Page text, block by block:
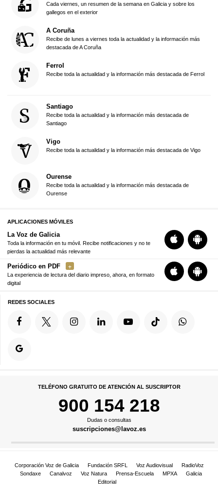
Cada viernes, un resumen de la semana en Galicia y sobre los
gallegos en el exterior
A Coruña
Recibe de lunes a viernes toda la actualidad y la información más
destacada de A Coruña
Ferrol
Recibe toda la actualidad y la información más destacada de Ferrol
Santiago
Recibe toda la actualidad y la información más destacada de
Santiago
Vigo
Recibe toda la actualidad y la información más destacada de Vigo
Ourense
Recibe toda la actualidad y la información más destacada de
Ourense
APLICACIONES MÓVILES
La Voz de Galicia
Toda la información en tu móvil. Recibe notificaciones y no te
pierdas la actualidad más relevante
Periódico en PDF
La experiencia de lectura del diario impreso, ahora, en formato
digital
REDES SOCIALES
TELÉFONO GRATUITO DE ATENCIÓN AL SUSCRIPTOR
900 154 218
Dudas o consultas
suscripciones@lavoz.es
Corporación Voz de Galicia Fundación SRFL Voz Audiovisual
RadioVoz
Sondaxe
Canalvoz Voz Natura Prensa-Escuela MPXA
Galicia
Editorial